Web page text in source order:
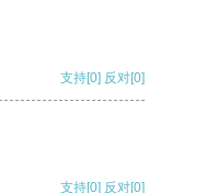
支持[0] 反对[0]
支持[0] 反对[0]